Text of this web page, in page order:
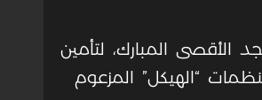
الأقصى المبارك، لتأمين
“الهيكل” المزعوم